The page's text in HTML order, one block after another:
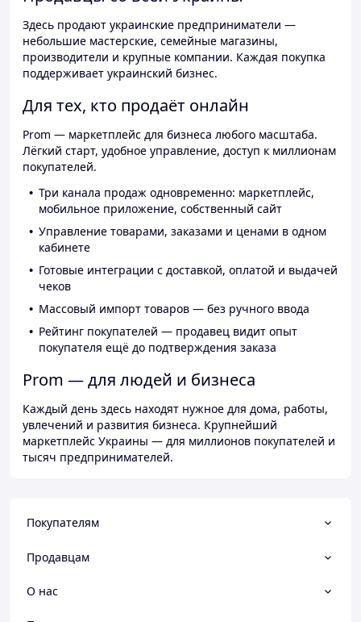
Здесь продают украинские предприниматели —
небольшие мастерские, семейные магазины,
производители и крупные компании. Каждая покупка
поддерживает украинский бизнес.
Для тех, кто продаёт онлайн
Prom — маркетплейс для бизнеса любого масштаба.
Лёгкий старт, удобное управление, доступ к миллионам
покупателей.
Три канала продаж одновременно: маркетплейс,
мобильное приложение, собственный сайт
Управление товарами, заказами и ценами в одном
кабинете
Готовые интеграции с доставкой, оплатой и выдачей
чеков
Массовый импорт товаров — без ручного ввода
Рейтинг покупателей — продавец видит опыт
покупателя ещё до подтверждения заказа
Prom — для людей и бизнеса
Каждый день здесь находят нужное для дома, работы,
увлечений и развития бизнеса. Крупнейший
маркетплейс Украины — для миллионов покупателей и
тысяч предпринимателей.
Покупателям
Продавцам
О нас